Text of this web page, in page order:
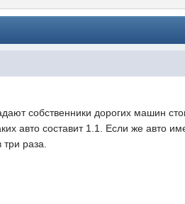
собственники дорогих машин
авто составит 1.1. Если же авто
раза.